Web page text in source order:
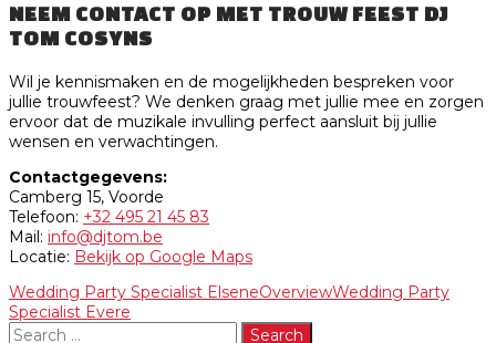
NEEM CONTACT OP MET TROUW FEEST DJ
TOM COSYNS
Wil je kennismaken en de mogelijkheden bespreken voor
jullie trouwfeest? We denken graag met jullie mee en zorgen
ervoor dat de muzikale invulling perfect aansluit bij jullie
wensen en verwachtingen.
Contactgegevens:
Camberg 15, Voorde
Telefoon: +32 495 21 45 83
Mail: info@djtom.be
Locatie: Bekijk op Google Maps
Wedding Party Specialist ElseneOverviewWedding Party
Specialist Evere